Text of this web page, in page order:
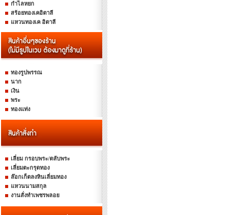
กำไลหยก
สร้อยทองเคอิตาลี
แหวนทองเค อิตาลี
ทองรูปพรรณ
นาก
เงิน
พระ
ทองแท่ง
เลี่ยม กรอบพระ/ตลับพระ
เลี่ยมตะกรุดทอง
ล๊อกเก็ตลงหินเลี่ยมทอง
แหวนนามสกุล
งานสั่งทำเพชรพลอย